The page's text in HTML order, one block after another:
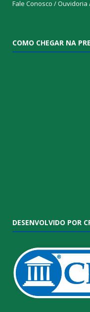
Fale Conosco / Ouvidoria
COMO CHEGAR NA
DESENVOLVIDO POR